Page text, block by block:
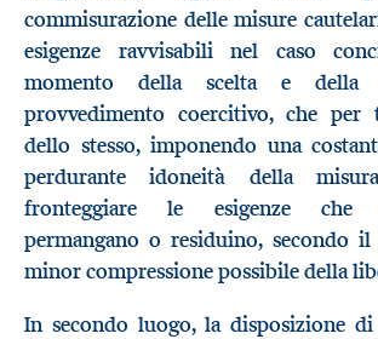
commisurazione delle misure
esigenze ravvisabili nel caso
momento della scelta e della
provvedimento coercitivo, che
dello stesso, imponendo una
perdurante idoneità della
fronteggiare le esigenze che
permangano o residuino, secondo
minor compressione possibile della
In secondo luogo, la disposizione di